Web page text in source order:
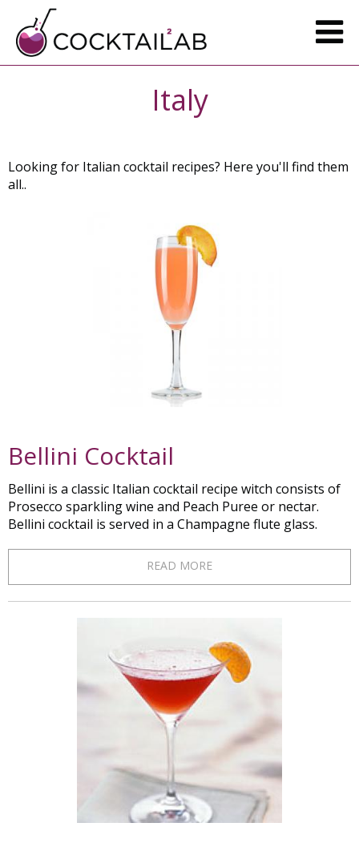
Italy
Looking for Italian cocktail recipes? Here you'll find them
all..
Bellini Cocktail
Bellini is a classic Italian cocktail recipe witch consists of
Prosecco sparkling wine and Peach Puree or nectar.
Bellini cocktail is served in a Champagne flute glass.
READ MORE